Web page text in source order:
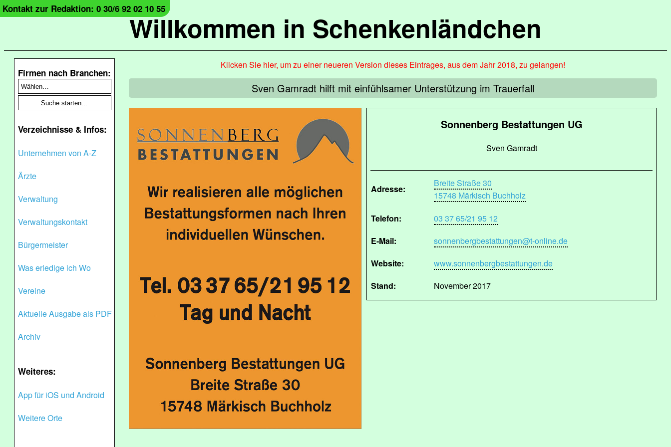
Willkommen in Schenkenländchen
Kontakt zur Redaktion: 0 30/6 92 02 10 55
Firmen nach Branchen:
Verzeichnisse & Infos:
Unternehmen von A-Z
Ärzte
Verwaltung
Verwaltungskontakt
Bürgermeister
Was erledige ich Wo
Vereine
Aktuelle Ausgabe als PDF
Archiv
Weiteres:
App für iOS und Android
Weitere Orte
Klicken Sie hier, um zu einer neueren Version dieses Eintrages, aus dem Jahr 2018, zu gelangen!
Sven Gamradt hilft mit einfühlsamer Unterstützung im Trauerfall
Sonnenberg Bestattungen UG
Sven Gamradt
Adresse:
Breite Straße 30
15748 Märkisch Buchholz
Telefon:
03 37 65/21 95 12
E-Mail:
sonnenbergbestattungen@t-online.de
Website:
www.sonnenbergbestattungen.de
Stand:
November 2017